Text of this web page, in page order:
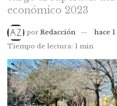
económico 2023
por Redacción
hace
Tiempo de lectura: 1 min